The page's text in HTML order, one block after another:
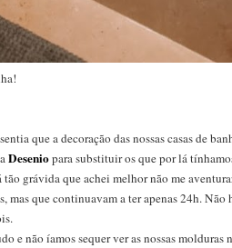
que a decoração das nossas casas de
Deseniopara substituir os que por lá
grávida que achei melhor não me
que continuavam a ter apenas 24h.
e não íamos sequer ver as nossas molduras